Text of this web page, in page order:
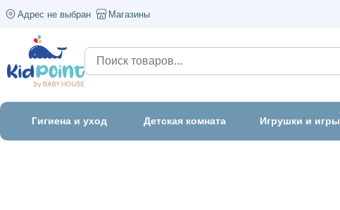
Адрес не выбран Магазины
Гигиена и уход Детская комната Игрушки и игры